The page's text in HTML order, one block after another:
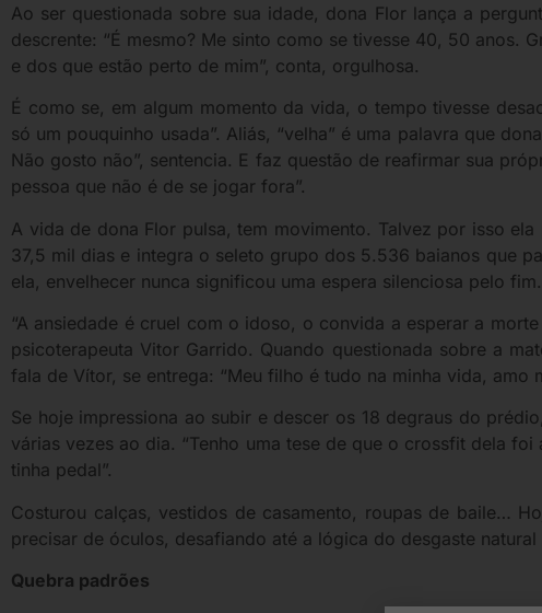
Ao ser questionada sobre sua idade, dona Flor lança a
descrente: “É mesmo? Me sinto como se tivesse 40, 50 anos.
e dos que estão perto de mim”, conta, orgulhosa.
É como se, em algum momento da vida, o tempo tivesse
só um pouquinho usada”. Aliás, “velha” é uma palavra que
Não gosto não”, sentencia. E faz questão de reafirmar sua
pessoa que não é de se jogar fora”.
A vida de dona Flor pulsa, tem movimento. Talvez por isso
37,5 mil dias e integra o seleto grupo dos 5.536 baianos que
ela, envelhecer nunca significou uma espera silenciosa pelo fim.
“A ansiedade é cruel com o idoso, o convida a esperar a
psicoterapeuta Vitor Garrido. Quando questionada sobre a
fala de Vítor, se entrega: “Meu filho é tudo na minha vida, amo
Se hoje impressiona ao subir e descer os 18 degraus do
várias vezes ao dia. “Tenho uma tese de que o crossfit dela
tinha pedal”.
Costurou calças, vestidos de casamento, roupas de baile…
precisar de óculos, desafiando até a lógica do desgaste
Quebra padrões